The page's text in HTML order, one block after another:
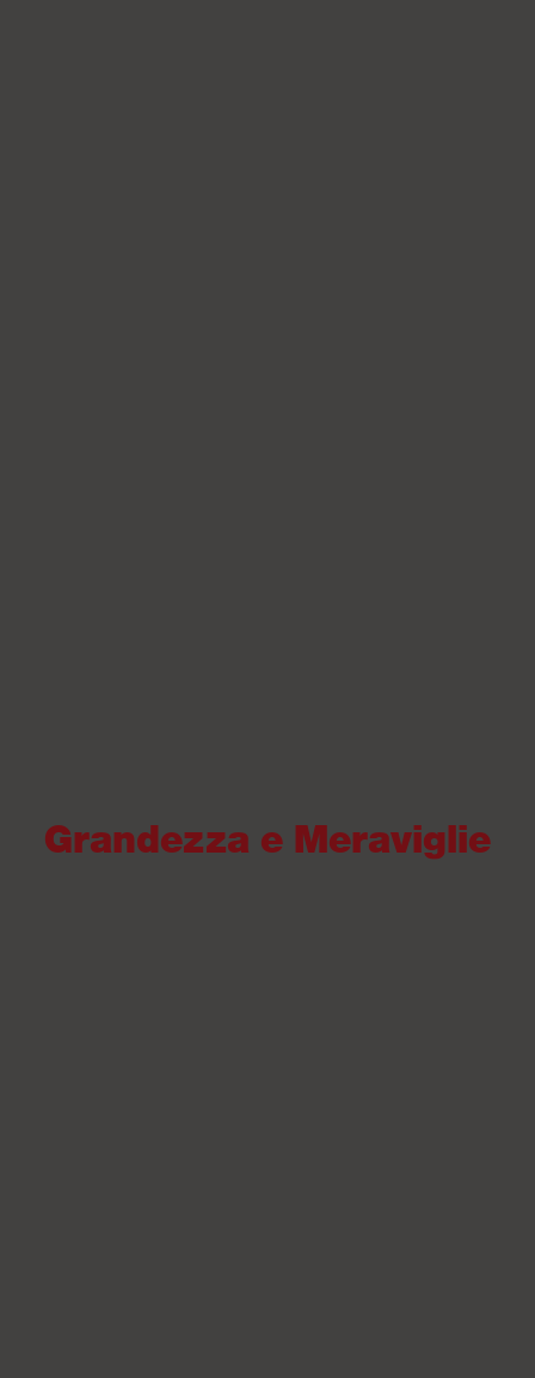
Grandezza e Meraviglie